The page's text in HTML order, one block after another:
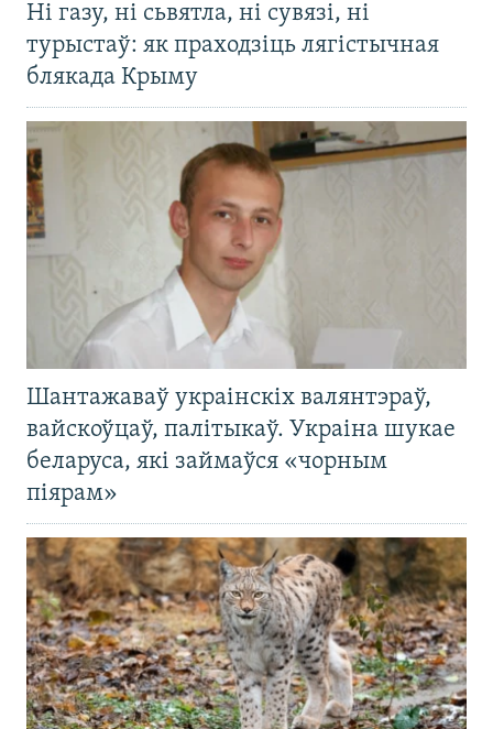
Ні газу, ні сьвятла, ні сувязі, ні
турыстаў: як праходзіць лягістычная
блякада Крыму
Шантажаваў украінскіх валянтэраў,
вайскоўцаў, палітыкаў. Украіна шукае
беларуса, які займаўся «чорным
піярам»